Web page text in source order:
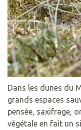
Dans les dunes du
grands espaces
pensée, saxifrage,
végétale en fait un